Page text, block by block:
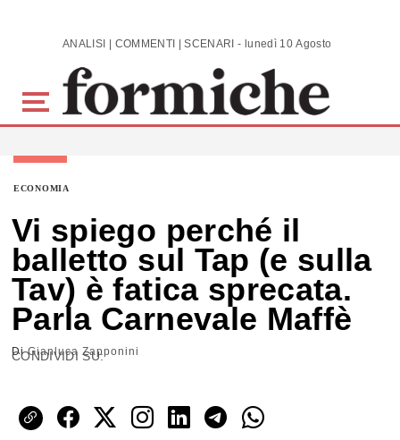
Skip to main content ANALISI | COMMENTI | SCENARI - lunedì 10 Agosto 2026
ECONOMIA
Vi spiego perché il
balletto sul Tap (e sulla
Tav) è fatica sprecata.
Parla Carnevale Maffè
DiGianluca Zapponini
CONDIVIDI SU: